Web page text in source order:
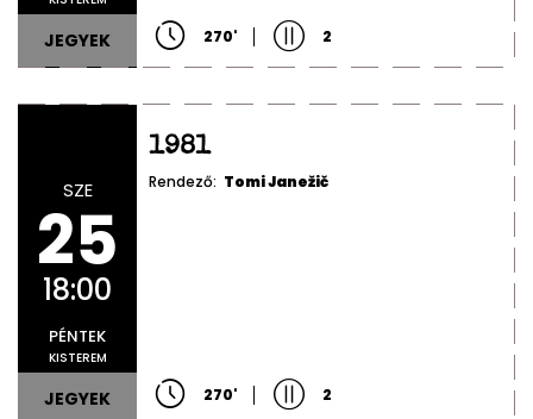
JEGYEK 270' 2
SZE
25
18:00
PÉNTEK
KISTEREM
JEGYEK
1981
Rendező: Tomi Janežič
270' 2